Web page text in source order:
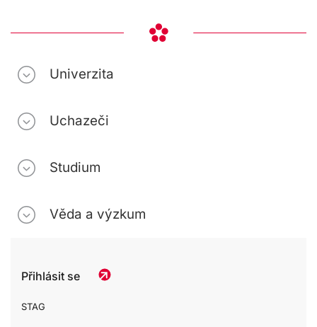
Univerzita
Uchazeči
Studium
Věda a výzkum
Přihlásit se
STAG